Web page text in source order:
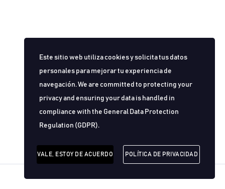
Este sitio web utiliza cookies y solicita tus datos
personales para mejorar tu experiencia de
navegación. We are committed to protecting your
privacy and ensuring your data is handled in
compliance with the General Data Protection
Regulation (GDPR).
VALE, ESTOY DE ACUERDO POLÍTICA DE PRIVACIDAD